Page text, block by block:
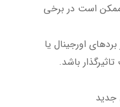
است در برخی
اورجینال یا
باشد.
جدید